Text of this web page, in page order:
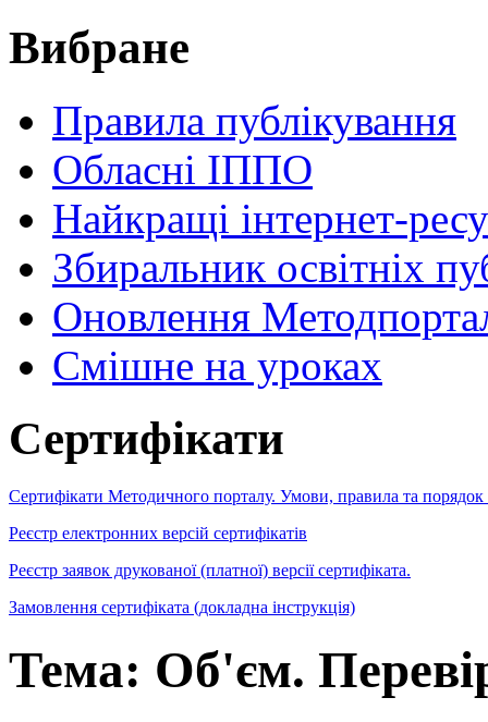
Вибране
Правила публікування
Обласні ІППО
Найкращі інтернет-
Збиральник освітніх
Оновлення
Cмішне на уроках
Сертифікати
Сертифікати Методичного порталу. Умови, правила та порядок
Реєстр електронних версій сертифікатів
Реєстр заявок друкованої (платної) версії сертифіката.
Замовлення сертифіката (докладна інструкція)
Тема: Об'єм.